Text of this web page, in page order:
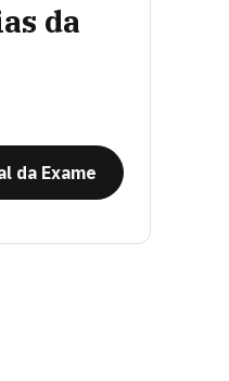
da
da Exame